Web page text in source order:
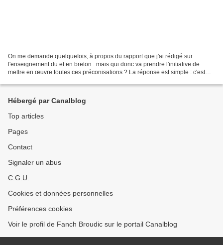
On me demande quelquefois, à propos du rapport que j'ai rédigé sur
l'enseignement du et en breton : mais qui donc va prendre l'initiative de
mettre en œuvre toutes ces préconisations ? La réponse est simple : c'est
Hébergé par Canalblog
Top articles
Pages
Contact
Signaler un abus
C.G.U.
Cookies et données personnelles
Préférences cookies
Voir le profil de Fanch Broudic sur le portail Canalblog